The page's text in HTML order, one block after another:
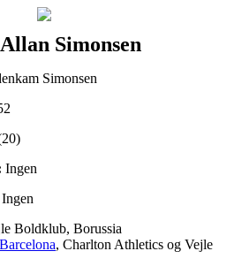
Simonsen
Simonsen
Ingen
Ingen
Boldklub, Borussia
, Charlton Athletics og Vejle